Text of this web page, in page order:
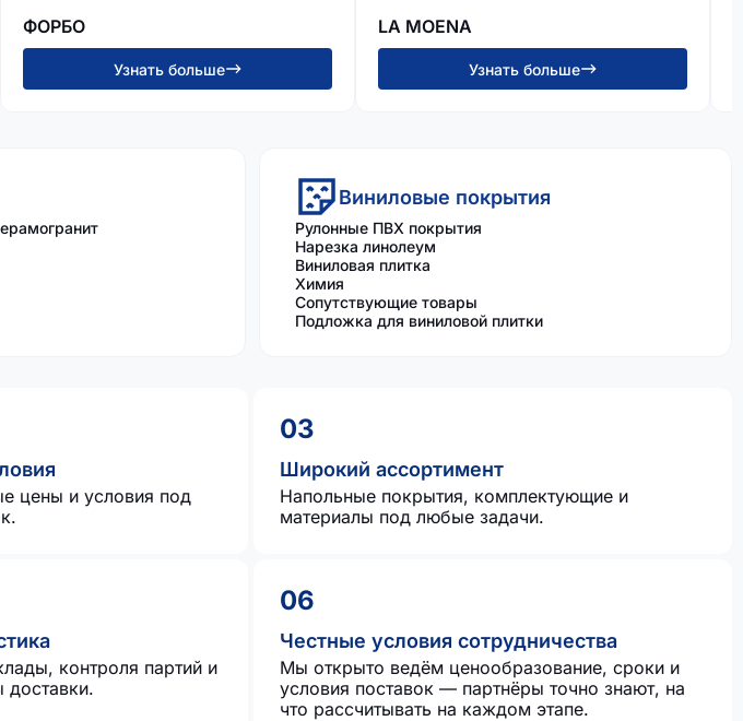
ФОРБО
Узнать больше
LA MOENA
Узнать больше
Виниловые покрытия
Рулонные ПВХ покрытия
Нарезка линолеум
Виниловая плитка
Химия
Сопутствующие товары
Подложка для виниловой плитки
цены и условия под
03
Широкий ассортимент
Напольные покрытия, комплектующие и
материалы под любые задачи.
контроля партий и
06
Честные условия сотрудничества
Мы открыто ведём ценообразование, сроки и
условия поставок — партнёры точно знают, на
что рассчитывать на каждом этапе.